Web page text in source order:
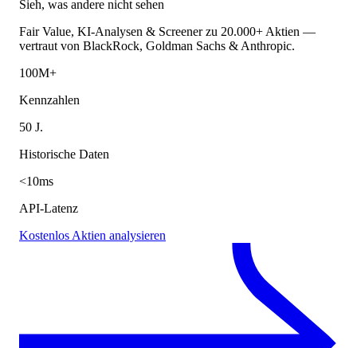
Sieh, was andere nicht sehen
Fair Value, KI-Analysen & Screener zu 20.000+ Aktien —
vertraut von BlackRock, Goldman Sachs & Anthropic.
100M+
Kennzahlen
50 J.
Historische Daten
<10ms
API-Latenz
Kostenlos Aktien analysieren